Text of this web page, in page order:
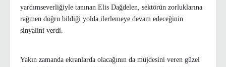
yardımseverliğiyle tanınan Elis Dağdelen, sektörün zorluklarına
rağmen doğru bildiği yolda ilerlemeye devam edeceğinin
sinyalini verdi.
Yakın zamanda ekranlarda olacağının da müjdesini veren güzel